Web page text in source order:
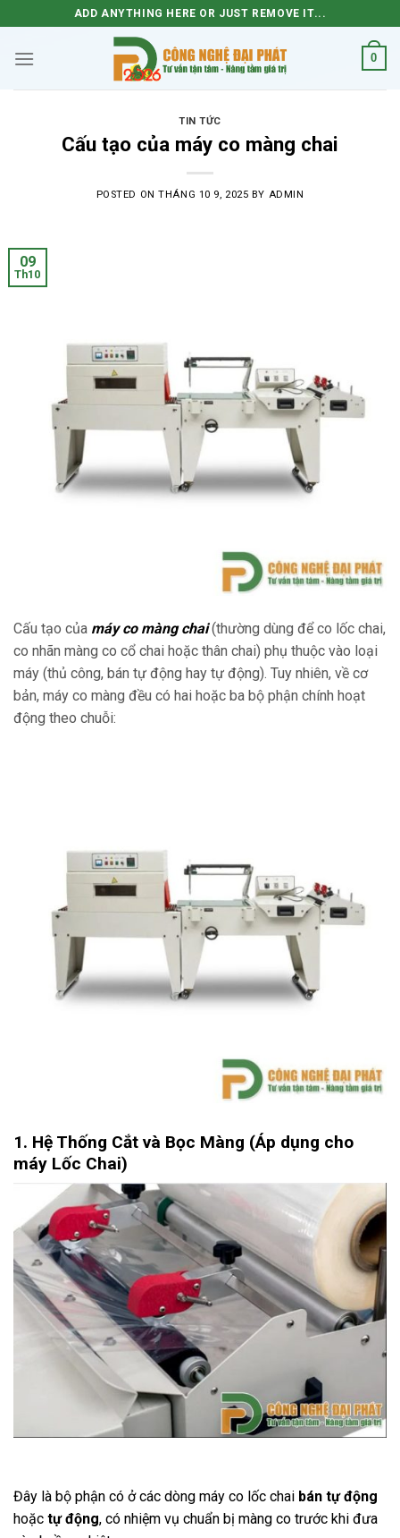
to
content
ADD ANYTHING HERE OR JUST REMOVE IT...
0
TIN TỨC
Cấu tạo của máy co màng chai
POSTED ONTHÁNG 10 9, 2025 BY ADMIN
09
Th10
Cấu tạo của máy co màng chai(thường dùng để co lốc chai,
co nhãn màng co cổ chai hoặc thân chai) phụ thuộc vào loại
máy (thủ công, bán tự động hay tự động). Tuy nhiên, về cơ
bản, máy co màng đều có hai hoặc ba bộ phận chính hoạt
động theo chuỗi:
1. Hệ Thống Cắt và Bọc Màng (Áp dụng cho
máy Lốc Chai)
Đây là bộ phận có ở các dòng máy co lốc chai bán tự động
hoặc tự động, có nhiệm vụ chuẩn bị màng co trước khi đưa